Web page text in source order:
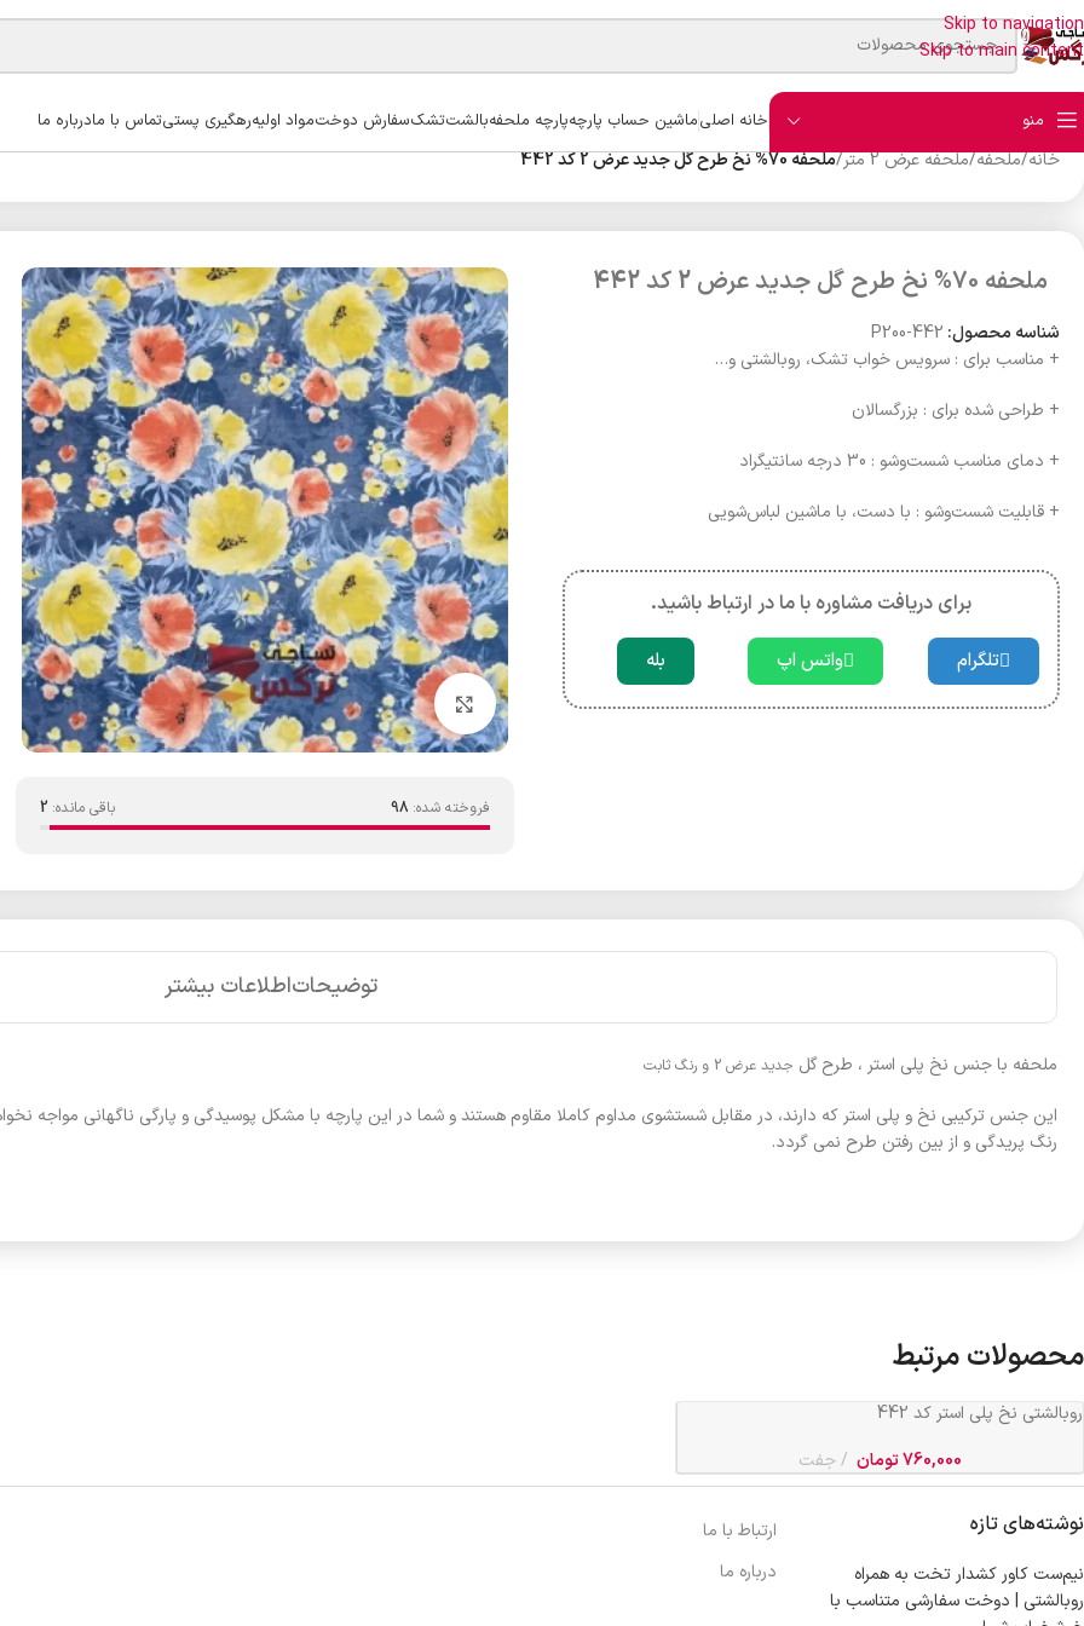
Skip to navigation
Skip to main content
منو خانه اصلیماشین حساب پارچهپارچه ملحفهبالشتتشکسفارش دوختمواد اولیهرهگیری پستیتماس با مادرباره ما
خانه/ملحفه/ملحفه عرض 2 متر /ملحفه 70% نخ طرح گل جدید عرض 2 کد 442
ملحفه 70% نخ طرح گل جدید عرض 2 کد 442
شناسه محصول: P200-442
+ مناسب برای : سرویس خواب تشک، روبالشتی و…
+ طراحی شده برای : بزرگسالان
+ دمای مناسب شست‌وشو : 30 درجه سانتیگراد
+ قابلیت شست‌وشو : با دست، با ماشین لباس‌شویی
برای دریافت مشاوره با ما در ارتباط باشید.
تلگرام واتس اپ بله
بزرگنمایی تصویر
فروخته شده: 98 باقی مانده: 2
توضیحاتاطلاعات بیشتر
ملحفه با جنس نخ پلی استر ، طرح گل جدید عرض 2 و رنگ ثابت
این جنس ترکیبی نخ و پلی استر که دارند، در مقابل شستشوی مداوم کاملا مقاوم هستند و شما در این پارچه با مشکل پوسیدگی و پارگی ناگهانی مواجه
رنگ پریدگی و از بین رفتن طرح نمی گردد.
محصولات مرتبط
روبالشتی نخ پلی استر کد 442
760,000تومان جفت
نوشته‌های تازه
نیم‌ست کاور کشدار تخت به همراه
روبالشتی | دوخت سفارشی متناسب با
ارتباط با ما
درباره ما